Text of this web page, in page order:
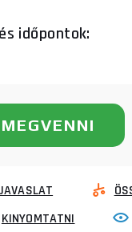
időpontok:
MEGVENNI
KINYOMTATNI